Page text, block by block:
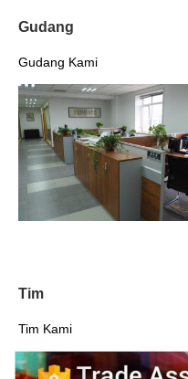
Gudang
Gudang Kami
Tim
Tim Kami